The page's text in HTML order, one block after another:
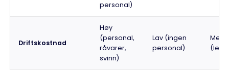
personal)
Driftskostnad
Høy
(personal,
råvarer,
svinn)
Lav (ingen
personal)